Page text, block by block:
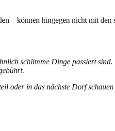
– können hingegen nicht mit den
schlimme Dinge passiert
oder in das nächste Dorf schauen